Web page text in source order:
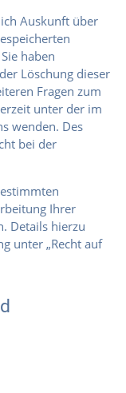
Auskunft über
haben
Löschung dieser
Fragen zum
unter der im
wenden. Des
bei der
Ihrer
Details hierzu
unter „Recht auf